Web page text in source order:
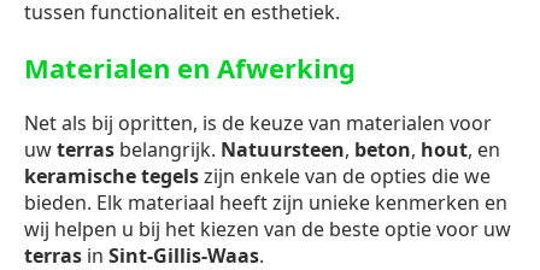
tussen functionaliteit en esthetiek.
Materialen en Afwerking
Net als bij opritten, is de keuze van materialen voor
uwterras belangrijk. Natuursteen, beton, hout, en
keramische tegelszijn enkele van de opties die we
bieden. Elk materiaal heeft zijn unieke kenmerken en
wij helpen u bij het kiezen van de beste optie voor uw
terras in Sint-Gillis-Waas.